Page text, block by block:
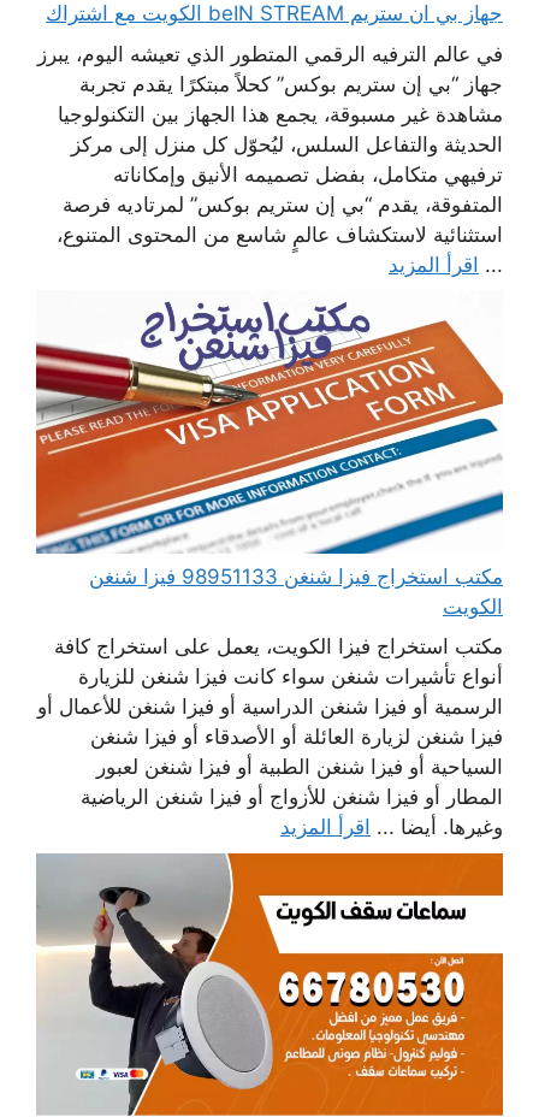
جهاز بي ان ستريم beIN STREAM الكويت مع اشتراك
في عالم الترفيه الرقمي المتطور الذي تعيشه اليوم، يبرز
جهاز “بي إن ستريم بوكس” كحلاً مبتكرًا يقدم تجربة
مشاهدة غير مسبوقة، يجمع هذا الجهاز بين التكنولوجيا
الحديثة والتفاعل السلس، ليُحوّل كل منزل إلى مركز
ترفيهي متكامل، بفضل تصميمه الأنيق وإمكاناته
المتفوقة، يقدم “بي إن ستريم بوكس” لمرتاديه فرصة
استثنائية لاستكشاف عالمٍ شاسع من المحتوى المتنوع،
... اقرأ المزيد
مكتب استخراج فيزا شنغن 98951133 فيزا شنغن
الكويت
مكتب استخراج فيزا الكويت، يعمل على استخراج كافة
أنواع تأشيرات شنغن سواء كانت فيزا شنغن للزيارة
الرسمية أو فيزا شنغن الدراسية أو فيزا شنغن للأعمال أو
فيزا شنغن لزيارة العائلة أو الأصدقاء أو فيزا شنغن
السياحية أو فيزا شنغن الطبية أو فيزا شنغن لعبور
المطار أو فيزا شنغن للأزواج أو فيزا شنغن الرياضية
وغيرها. أيضا ... اقرأ المزيد